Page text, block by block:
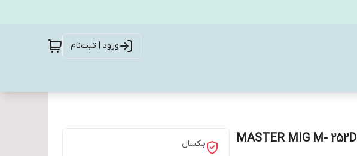
ورود | ثبت‌نام
دستگاه جوش میگ صبا الکتریک مدل MASTER MIG M- 252D
یکسال